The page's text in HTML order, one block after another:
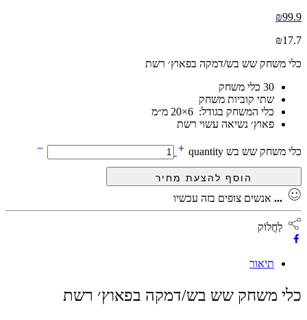
₪99.9
₪17.7
כלי משחק שש בש/דמקה בפאוץ׳ רשת
30 כלי משחק
שתי קוביות משחק
כלי המשחק בגודל: 20×6 מ״מ
פאוץ׳ נשיאה עשוי רשת
כלי משחק שש בש quantity
... אנשים צופים בזה עכשיו
לַחֲלוֹק
תיאור
כלי משחק שש בש/דמקה בפאוץ׳ רשת